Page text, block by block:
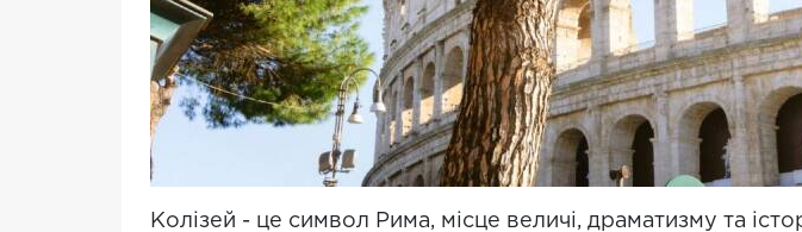
Колізей - це символ Рима, місце величі, драматизму та